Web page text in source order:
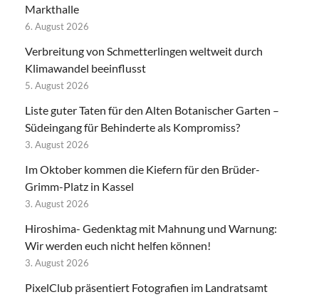
Markthalle
6. August 2026
Verbreitung von Schmetterlingen weltweit durch
Klimawandel beeinflusst
5. August 2026
Liste guter Taten für den Alten Botanischer Garten –
Südeingang für Behinderte als Kompromiss?
3. August 2026
Im Oktober kommen die Kiefern für den Brüder-
Grimm-Platz in Kassel
3. August 2026
Hiroshima- Gedenktag mit Mahnung und Warnung:
Wir werden euch nicht helfen können!
3. August 2026
PixelClub präsentiert Fotografien im Landratsamt